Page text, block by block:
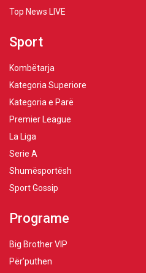
Top News LIVE
Sport
Kombëtarja
Kategoria Superiore
Kategoria e Parë
Premier League
La Liga
Serie A
Shumësportësh
Sport Gossip
Programe
Big Brother VIP
Për’puthen